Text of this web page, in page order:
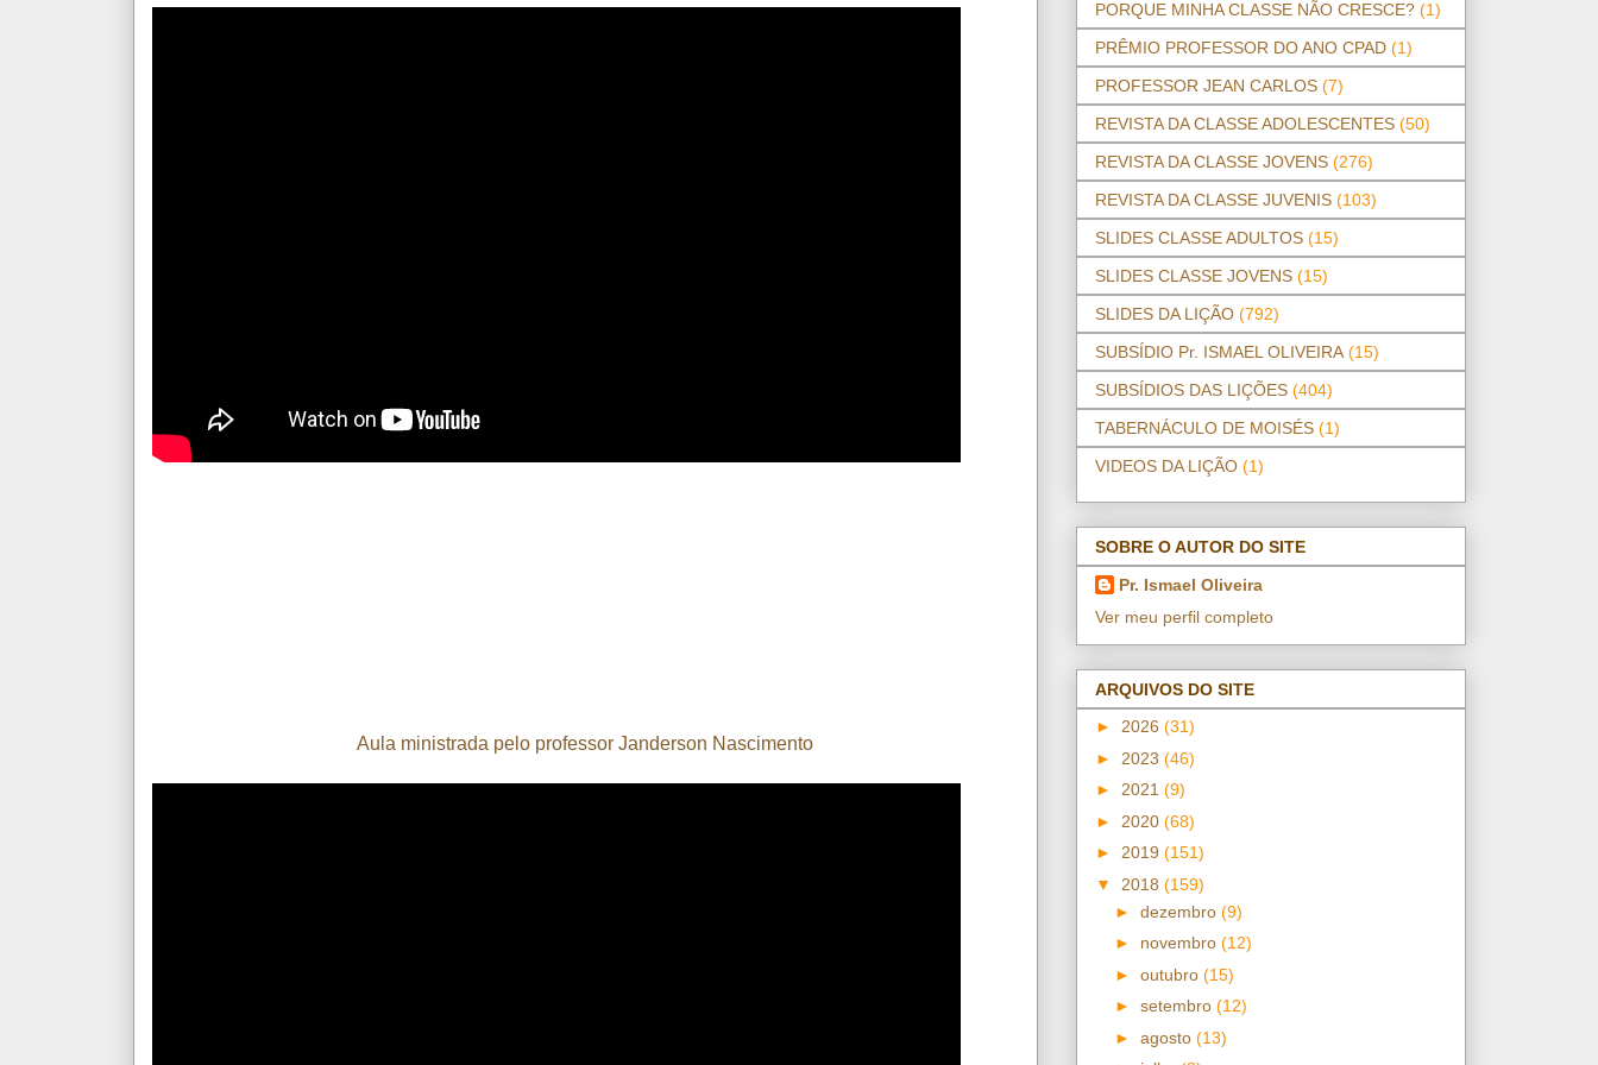
Aula ministrada pelo professor Janderson Nascimento
PORQUE MINHA CLASSE NÃO CRESCE? (1)
PRÊMIO PROFESSOR DO ANO CPAD (1)
PROFESSOR JEAN CARLOS (7)
REVISTA DA CLASSE ADOLESCENTES (50)
REVISTA DA CLASSE JOVENS (276)
REVISTA DA CLASSE JUVENIS (103)
SLIDES CLASSE ADULTOS (15)
SLIDES CLASSE JOVENS (15)
SLIDES DA LIÇÃO (792)
SUBSÍDIO Pr. ISMAEL OLIVEIRA (15)
SUBSÍDIOS DAS LIÇÕES (404)
TABERNÁCULO DE MOISÉS (1)
VIDEOS DA LIÇÃO (1)
SOBRE O AUTOR DO SITE
Pr. Ismael Oliveira
Ver meu perfil completo
ARQUIVOS DO SITE
► 2026 (31)
► 2023 (46)
► 2021 (9)
► 2020 (68)
► 2019 (151)
▼ 2018 (159)
►dezembro(9)
► novembro(12)
►outubro(15)
►setembro(12)
►agosto(13)